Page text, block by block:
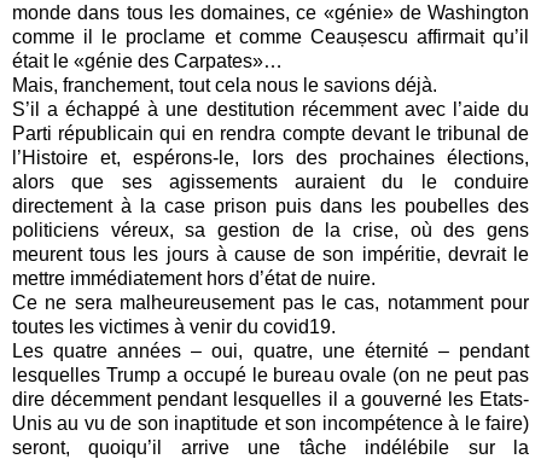
monde dans tous les domaines, ce «génie» de Washington
comme il le proclame et comme Ceaușescu affirmait qu’il
était le «génie des Carpates»…
Mais, franchement, tout cela nous le savions déjà.
S’il a échappé à une destitution récemment avec l’aide du
Parti républicain qui en rendra compte devant le tribunal de
l’Histoire et, espérons-le, lors des prochaines élections,
alors que ses agissements auraient du le conduire
directement à la case prison puis dans les poubelles des
politiciens véreux, sa gestion de la crise, où des gens
meurent tous les jours à cause de son impéritie, devrait le
mettre immédiatement hors d’état de nuire.
Ce ne sera malheureusement pas le cas, notamment pour
toutes les victimes à venir du covid19.
Les quatre années – oui, quatre, une éternité – pendant
lesquelles Trump a occupé le bureau ovale (on ne peut pas
dire décemment pendant lesquelles il a gouverné les Etats-
Unis au vu de son inaptitude et son incompétence à le faire)
seront, quoiqu’il arrive une tâche indélébile sur la